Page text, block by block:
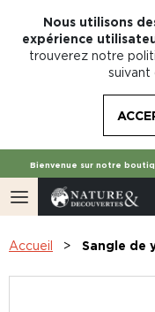
Nous utilisons
expérience
trouverez notre
suivant
Bienvenue sur notre
Accueil Sangle de